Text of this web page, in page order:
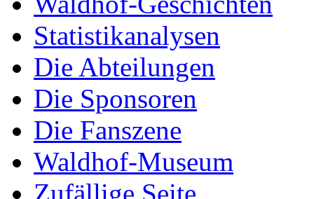
Statistikanalysen
Die Abteilungen
Die Sponsoren
Die Fanszene
Waldhof-Museum